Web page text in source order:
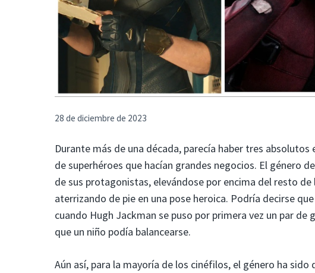
28 de diciembre de 2023
Durante más de una década, parecía haber tres
de superhéroes que hacían grandes negocios. El género
de sus protagonistas, elevándose por encima del resto
aterrizando de pie en una pose heroica. Podría decirse
cuando Hugh Jackman se puso por primera vez un par
que un niño podía balancearse.
Aún así, para la mayoría de los cinéfilos, el género ha